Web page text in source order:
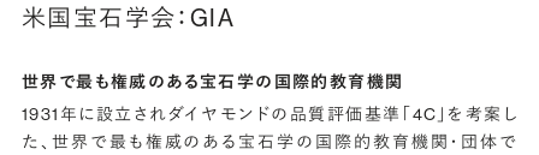
米国宝石学会：GIA
世界で最も権威のある宝石学の国際的教育機関
1931年に設立されダイヤモンドの品質評価基準「4C」を考案し
た、世界で最も権威のある宝石学の国際的教育機関・団体で